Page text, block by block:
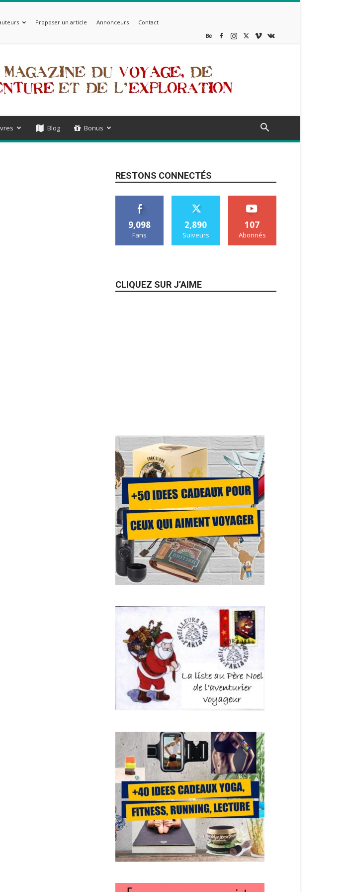
Proposer un article Annonceurs Contact
Blog Bonus
RESTONS CONNECTÉS
9,098
Fans
2,890
Suiveurs
107
Abonnés
CLIQUEZ SUR J’AIME